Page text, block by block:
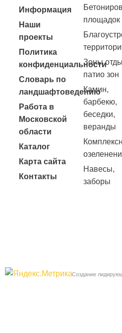
Информация
Наши
проекты
Политика
конфиденциальности
Словарь по
ландшафтоведению
Работа в
Московской
области
Каталог
Карта сайта
Контакты
площадок
Зоны
патио зон
Камин,
барбекю,
беседки,
веранды
Навесы,
заборы
Создание